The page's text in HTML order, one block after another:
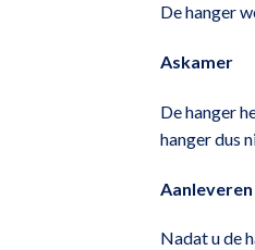
De hanger
Askamer
De hanger
hanger dus
Aanleveren
Nadat u de